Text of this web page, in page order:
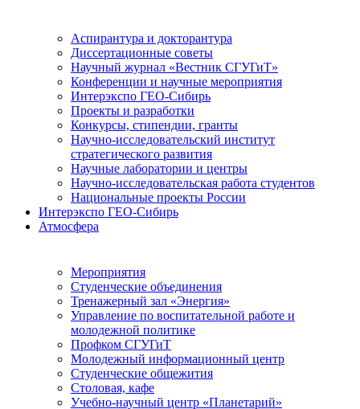
Аспирантура и докторантура
Диссертационные советы
Научный журнал «Вестник СГУГиТ»
Конференции и научные мероприятия
Интерэкспо ГЕО-Сибирь
Проекты и разработки
Конкурсы, стипендии, гранты
Научно-исследовательский институт
стратегического развития
Научные лаборатории и центры
Научно-исследовательская работа студентов
Национальные проекты России
Интерэкспо ГЕО-Сибирь
Атмосфера
Мероприятия
Студенческие объединения
Тренажерный зал «Энергия»
Управление по воспитательной работе и
молодежной политике
Профком СГУГиТ
Молодежный информационный центр
Студенческие общежития
Столовая, кафе
Учебно-научный центр «Планетарий»